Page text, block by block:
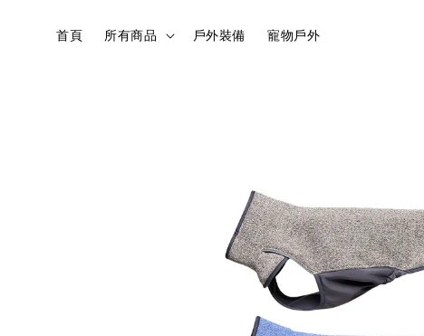
首頁 所有商品 戶外裝備 寵物戶外